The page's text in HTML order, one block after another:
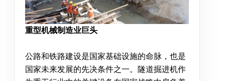
重型机械制造业巨头
公路和铁路建设是国家基础设施的命脉，也是
国家未来发展的先决条件之一。隧道掘进机作